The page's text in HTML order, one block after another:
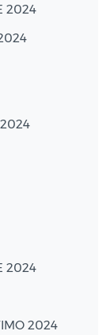
2024
2024
2024